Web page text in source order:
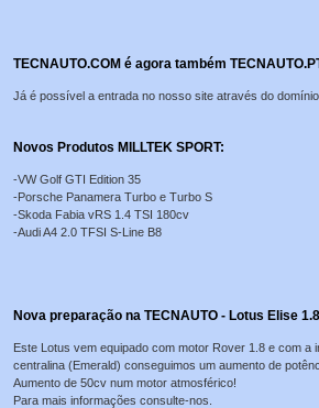
TECNAUTO.COM é agora também
Já é possível a entrada no nosso site através do
Novos Produtos MILLTEK SPORT:
-VW Golf GTI Edition 35
-Porsche Panamera Turbo e Turbo S
-Skoda Fabia vRS 1.4 TSI 180cv
-Audi A4 2.0 TFSI S-Line B8
Nova preparação na TECNAUTO - Lotus Elise 1.8
Este Lotus vem equipado com motor Rover 1.8 e com
centralina (Emerald) conseguimos um aumento de
Aumento de 50cv num motor atmosférico!
Para mais informações consulte-nos.